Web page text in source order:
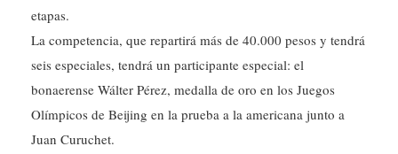
etapas.
La competencia, que repartirá más de 40.000 pesos y tendrá
seis especiales, tendrá un participante especial: el
bonaerense Wálter Pérez, medalla de oro en los Juegos
Olímpicos de Beijing en la prueba a la americana junto a
Juan Curuchet.